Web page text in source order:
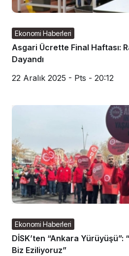
Ekonomi Haberleri
Asgari Ücrette Final Haftası:
Dayandı
22 Aralık 2025 - Pts - 20:12
Ekonomi Haberleri
DİSK’ten “Ankara
Biz Eziliyoruz”